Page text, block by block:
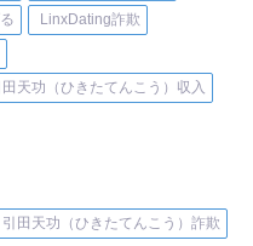
LinxDating詐欺
田天功（ひきたてんこう）収入
引田天功（ひきたてんこう）詐欺